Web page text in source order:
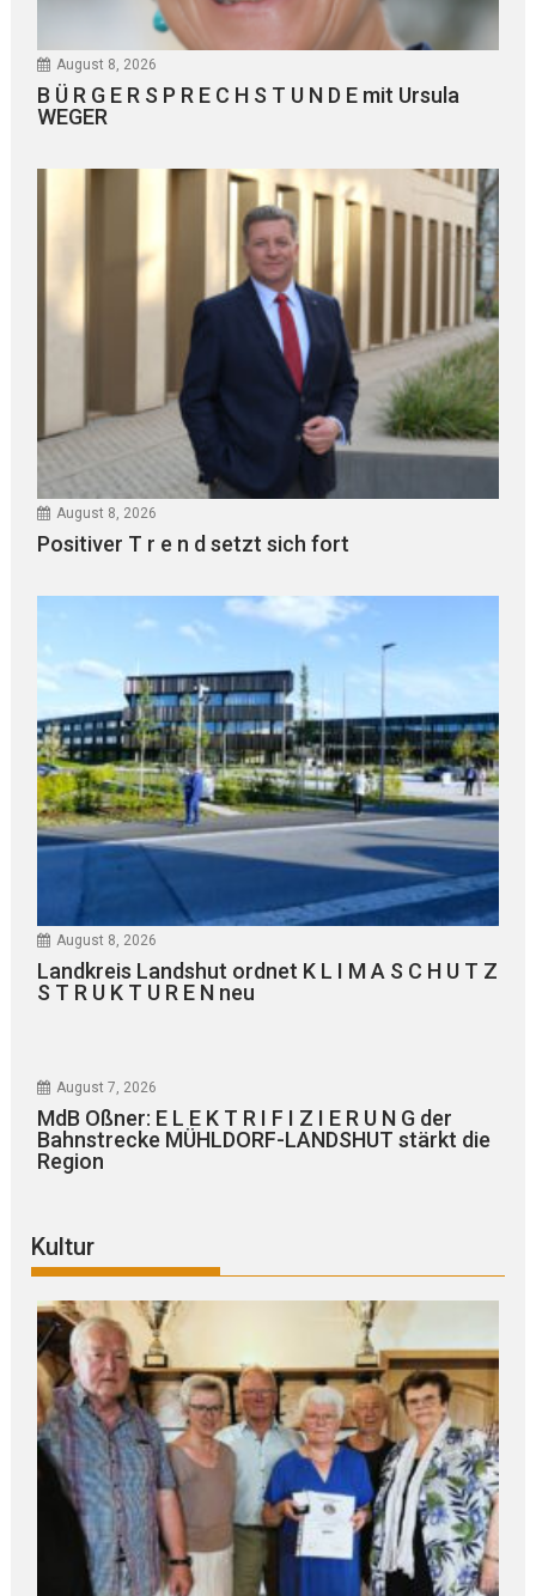
August 8, 2026
B Ü R G E R S P R E C H S T U N D E mit Ursula
WEGER
August 8, 2026
Positiver T r e n d setzt sich fort
August 8, 2026
Landkreis Landshut ordnet K L I M A S C H U T Z
S T R U K T U R E N neu
August 7, 2026
MdB Oßner: E L E K T R I F I Z I E R U N G der
Bahnstrecke MÜHLDORF-LANDSHUT stärkt die
Region
Kultur